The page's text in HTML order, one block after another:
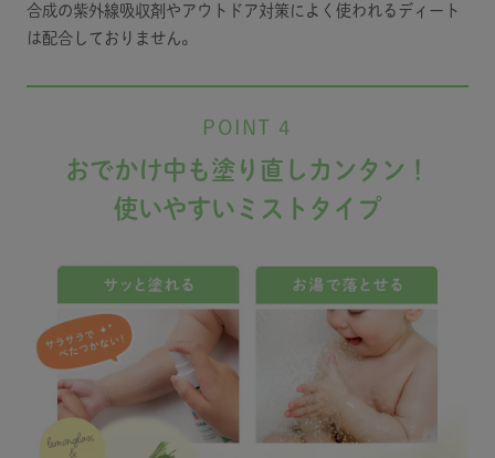
合成の紫外線吸収剤やアウトドア対策によく使われるディート
は配合しておりません。
POINT 4
おでかけ中も塗り直しカンタン！
使いやすいミストタイプ